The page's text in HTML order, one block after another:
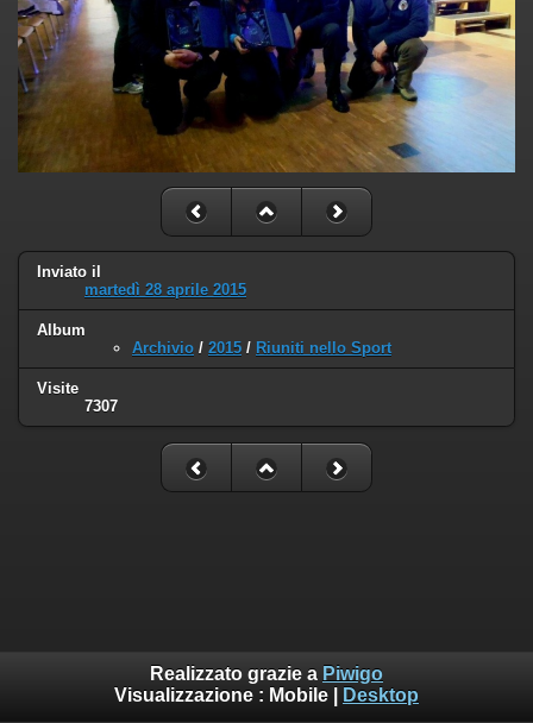
Inviato il
martedì 28 aprile 2015
Album
Archivio / 2015 / Riuniti nello Sport
Visite
7307
Realizzato grazie a Piwigo
Visualizzazione : Mobile Desktop